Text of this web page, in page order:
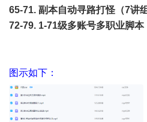
65-71. 副本自动寻路打怪（7讲
72-79. 1-71级多账号多职业脚本
图示如下：